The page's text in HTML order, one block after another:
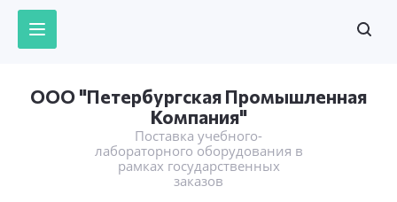
ООО "Петербургская Промышленная
Компания"
Поставка учебного-
лабораторного оборудования в
рамках государственных
заказов